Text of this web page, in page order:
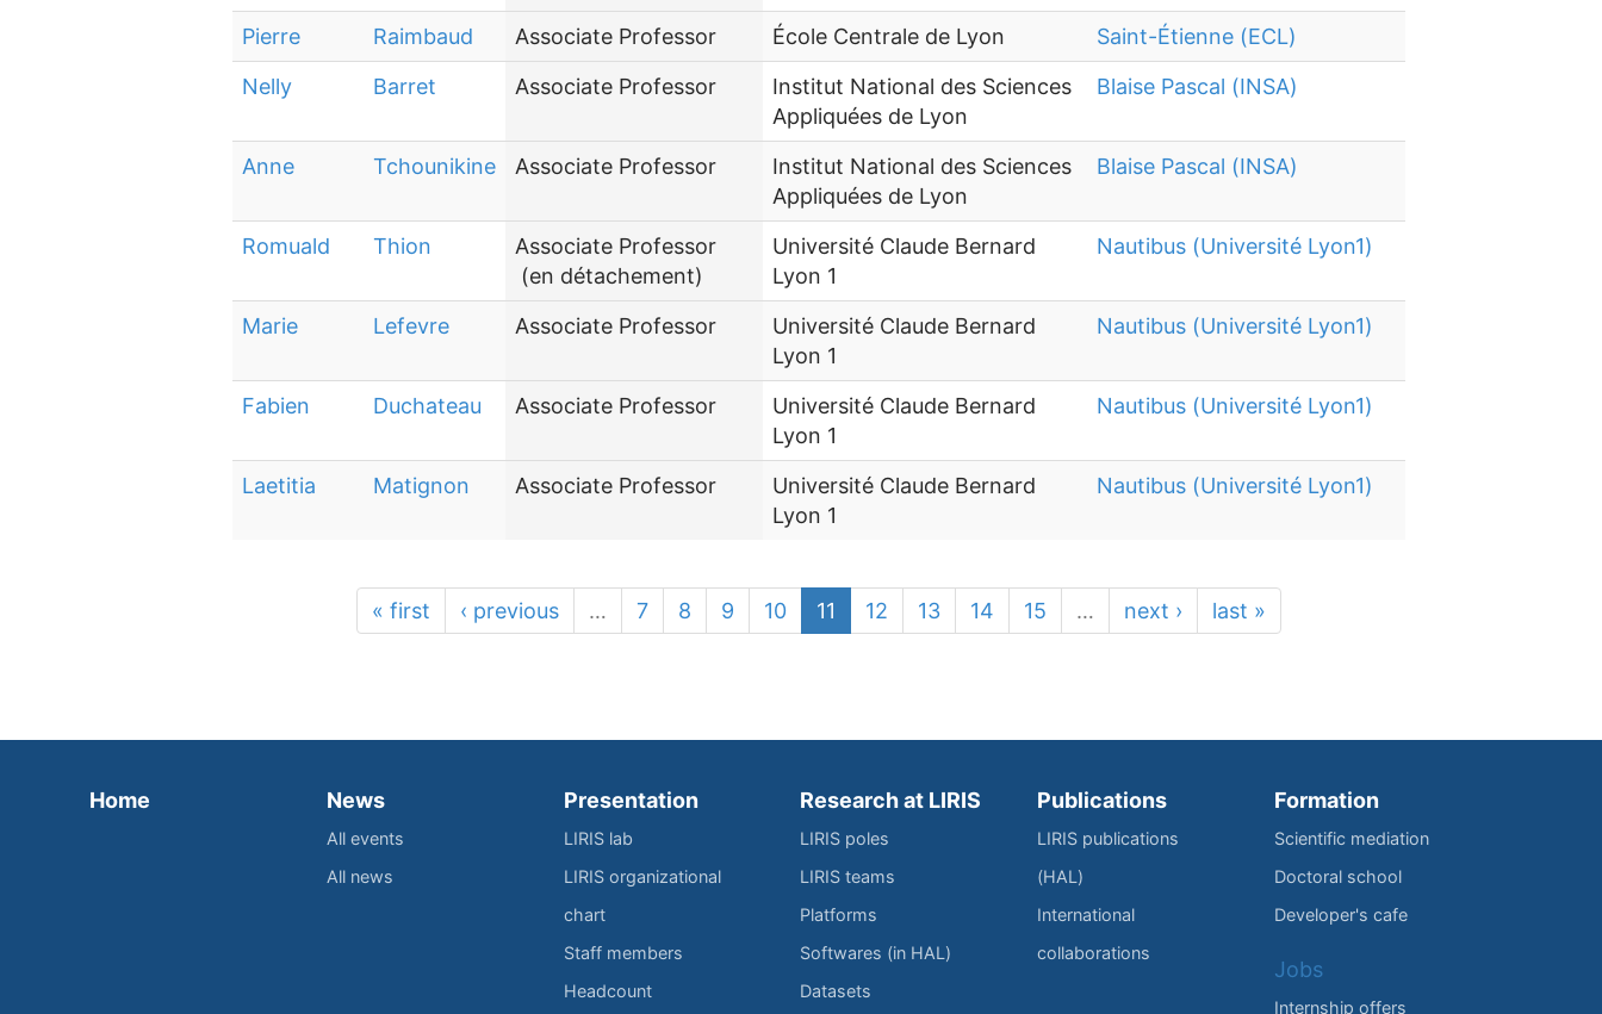
Pierre Raimbaud Associate Professor École Centrale de Lyon
Saint-Étienne (ECL)
Nelly
Barret Associate Professor
Institut National des Sciences
Appliquées de Lyon
Blaise Pascal (INSA)
Anne Tchounikine Associate Professor
Institut National des Sciences
Appliquées de Lyon
Blaise Pascal (INSA)
Romuald Thion
Associate Professor
(en détachement)
Université Claude Bernard
Lyon 1
Nautibus (Université Lyon1)
Marie Lefevre Associate Professor
Université Claude Bernard
Lyon 1
Nautibus (Université Lyon1)
Fabien Duchateau Associate Professor
Université Claude Bernard
Lyon 1
Nautibus (Université Lyon1)
Laetitia Matignon Associate Professor
Université Claude Bernard
Lyon 1
Nautibus (Université Lyon1)
« first ‹ previous … 7 8 9 10 11 12 13 14 15 … next › last »
Home News
All events
All news
Presentation
LIRIS lab
LIRIS organizational
chart
Staff members
Headcount
Research at LIRIS
LIRIS poles
LIRIS teams
Platforms
Softwares (in HAL)
Datasets
Publications
LIRIS publications
(HAL)
International
collaborations
Formation
Scientific mediation
Doctoral school
Developer's cafe
Jobs
Internship offers